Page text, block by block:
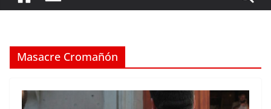
Masacre Cromañón